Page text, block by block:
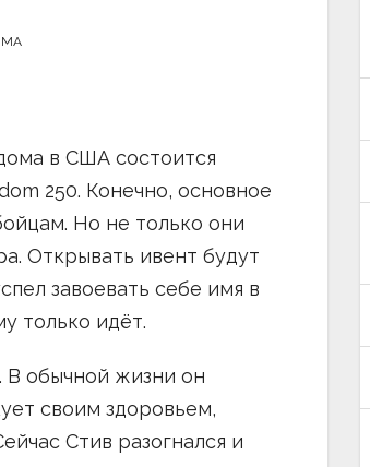
в США состоится
250. Конечно, основное
Но не только они
Открывать ивент будут
завоевать себе имя в
только идёт.
В обычной жизни он
своим здоровьем,
Стив разогнался и